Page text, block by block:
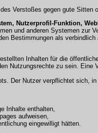
Verstoßes gegen gute Sitten
Nutzerprofil-Funktion,
und anderen Systemen zur
Bestimmungen als verbindlich
Inhalten für die
Nutzungsrechte zu sein. Eine
Der Nutzer verpflichtet sich,
Inhalte enthalten,
aufweisen,
eingewilligt hätten.